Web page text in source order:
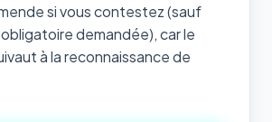
si vous contestez (sauf
demandée), car le
à la reconnaissance de